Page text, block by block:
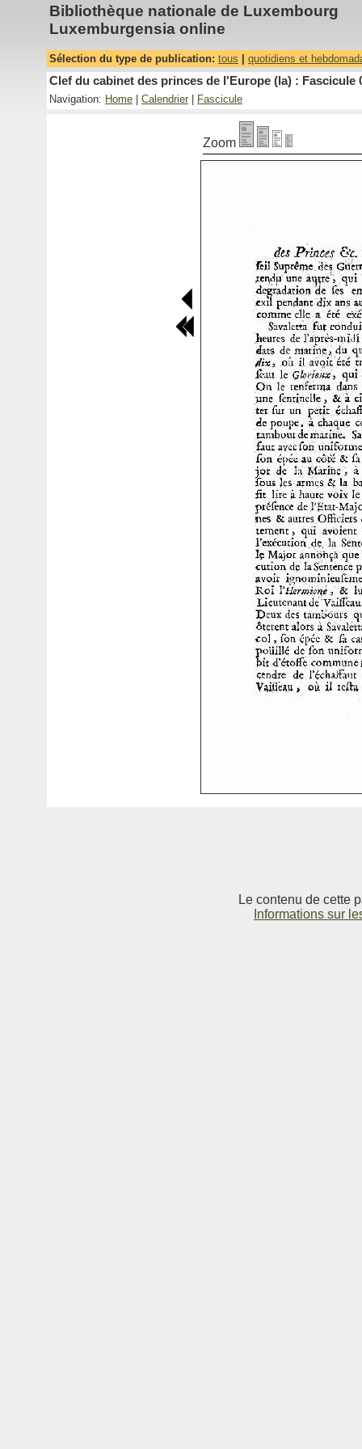
Bibliothèque nationale de Luxembourg
Luxemburgensia online
Sélection du type de publication: tous quotidiens et
Clef du cabinet des princes de l'Europe (la) : Fascicule
Navigation: Home Calendrier Fascicule
Zoom
Le contenu de cette
Informations sur